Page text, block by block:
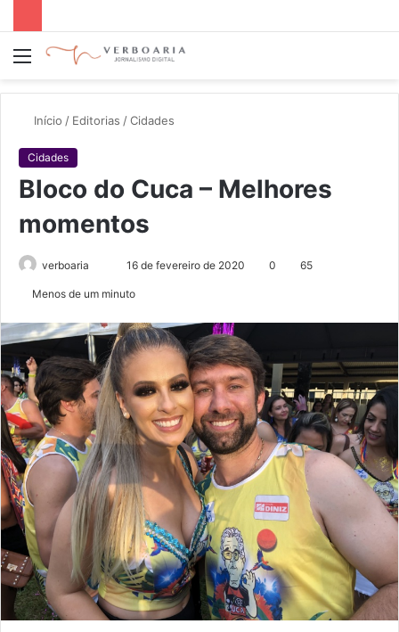
Menu
Início / Editorias /Cidades
Cidades
Bloco do Cuca – Melhores
momentos
verboaria
d
u
m
e
-
m
a
i
16 de fevereiro de 2020 0 65
Menos de um minuto